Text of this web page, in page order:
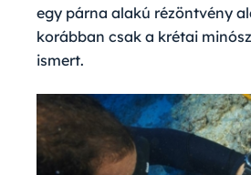
egy párna alakú rézöntvény
korábban csak a krétai
ismert.